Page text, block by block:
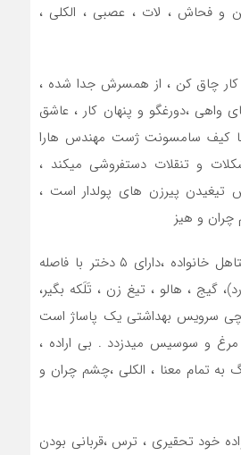
و فحاش ، لات ، عصبی ، الکلی ،
کار چاق کن ، از همسرش جدا شده ،
واهی ،دورغگو و پنهان کار ، عاشق
کیف سامسونت ژست مهندس هارا
و تنقلات دستفروشی میکند ،
تیغیدن پیرزن های پولدار است ،
چران و هیز
■پرویز : تنها فرزند متاهل خانواده ،دارای ۵ دختر با فاصله
گیج ، هالو ، تیغ زن ، تَلَکه بگیر،
سرویس بهداشتی یک پاساژ است
و سوسیس میدزدد . بی اراده ،
تمام معنا ، الکلی ،چشم چران و
خود تحقیری ، ترس ،قربانی بودن